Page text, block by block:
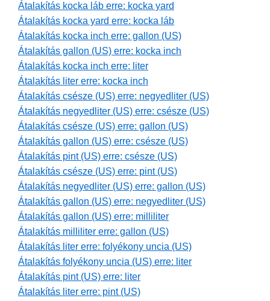
Átalakítás kocka láb erre: kocka yard
Átalakítás kocka yard erre: kocka láb
Átalakítás kocka inch erre: gallon (US)
Átalakítás gallon (US) erre: kocka inch
Átalakítás kocka inch erre: liter
Átalakítás liter erre: kocka inch
Átalakítás csésze (US) erre: negyedliter (US)
Átalakítás negyedliter (US) erre: csésze (US)
Átalakítás csésze (US) erre: gallon (US)
Átalakítás gallon (US) erre: csésze (US)
Átalakítás pint (US) erre: csésze (US)
Átalakítás csésze (US) erre: pint (US)
Átalakítás negyedliter (US) erre: gallon (US)
Átalakítás gallon (US) erre: negyedliter (US)
Átalakítás gallon (US) erre: milliliter
Átalakítás milliliter erre: gallon (US)
Átalakítás liter erre: folyékony uncia (US)
Átalakítás folyékony uncia (US) erre: liter
Átalakítás pint (US) erre: liter
Átalakítás liter erre: pint (US)